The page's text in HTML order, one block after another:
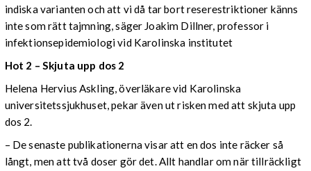
indiska varianten och att vi då tar bort reserestriktioner känns
inte som rätt tajmning, säger Joakim Dillner, professor i
infektionsepidemiologi vid Karolinska institutet
Hot 2 – Skjuta upp dos 2
Helena Hervius Askling, överläkare vid Karolinska
universitetssjukhuset, pekar även ut risken med att skjuta upp
dos 2.
– De senaste publikationerna visar att en dos inte räcker så
långt, men att två doser gör det. Allt handlar om när tillräckligt